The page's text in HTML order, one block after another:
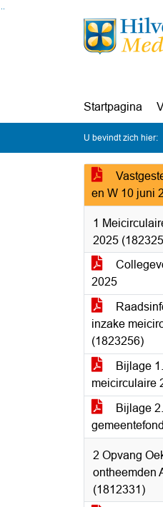
Ga naar de inhoud van deze
Ga naar het zoeken
Ga naar het menu
Startpagina
U bevindt zich hier:
en W 10 juni
1
2025
2025
inzake
(1823256)
Bijlage
meicirculaire
Bijlage
2 Opvang
ontheemden
(1812331)